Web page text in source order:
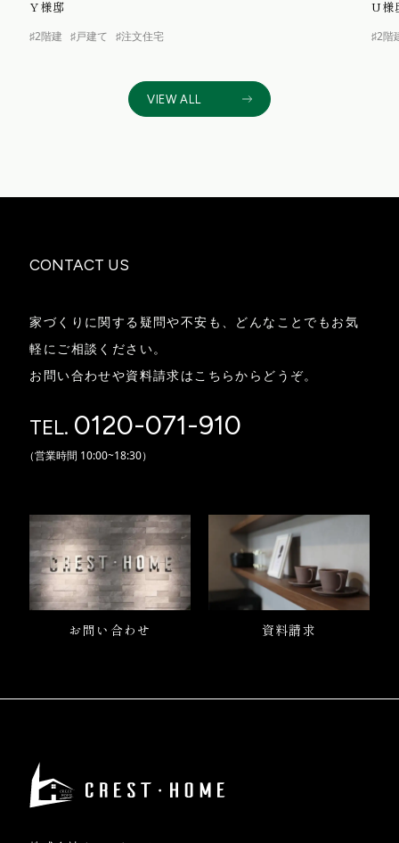
Y様邸
♯2階建 ♯戸建て ♯注文住宅
U様
♯2階
VIEW ALL
CONTACT US
家づくりに関する疑問や不安も、どんなことでもお気
軽にご相談ください。
お問い合わせや資料請求はこちらからどうぞ。
TEL. 0120-071-910
（営業時間 10:00~18:30）
お問い合わせ 資料請求